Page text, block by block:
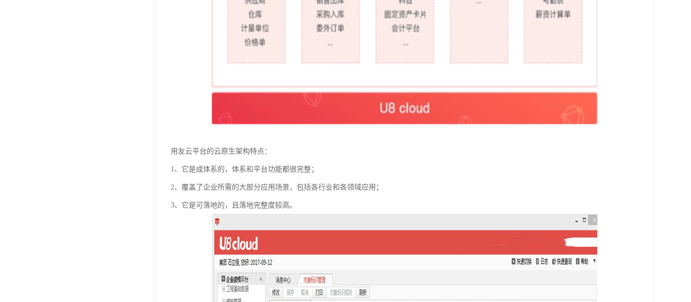
用友云平台的云原生架构特点：
1、它是成体系的，体系和平台功能都很完整；
2、覆盖了企业所需的大部分应用场景，包括各行业和各领域应用；
3、它是可落地的，且落地完整度较高。